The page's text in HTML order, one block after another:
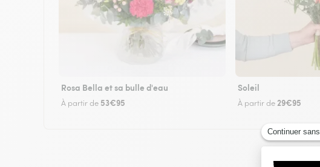
Rosa Bella et sa bulle d'eau
À partir de 53€95
Soleil
À partir de 29€95